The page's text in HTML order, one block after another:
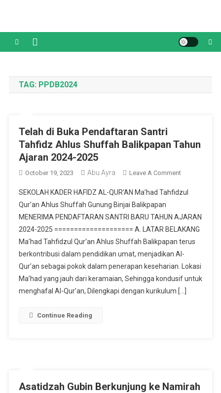
TAG: PPDB2024
Telah di Buka Pendaftaran Santri
Tahfidz Ahlus Shuffah Balikpapan Tahun
Ajaran 2024-2025
October 19, 2023 Abu Ayra Leave A CommentOn
Di
Pendaftaran
Santri
Tahfidz
Ahlus
Shuffah
Balikpapan
Tahun
Ajaran
SEKOLAH KADER HAFIDZ AL-QUR’AN Ma’had Tahfidzul
Qur’an Ahlus Shuffah Gunung Binjai Balikpapan
MENERIMA PENDAFTARAN SANTRI BARU TAHUN AJARAN
2024-2025 ==================== A. LATAR BELAKANG
Ma’had Tahfidzul Qur’an Ahlus Shuffah Balikpapan terus
berkontribusi dalam pendidikan umat, menjadikan Al-
Qur’an sebagai pokok dalam penerapan keseharian. Lokasi
Ma’had yang jauh dari keramaian, Sehingga kondusif untuk
menghafal Al-Qur’an, Dilengkapi dengan kurikulum […]
Continue Reading
Asatidzah Gubin Berkunjung ke Namirah